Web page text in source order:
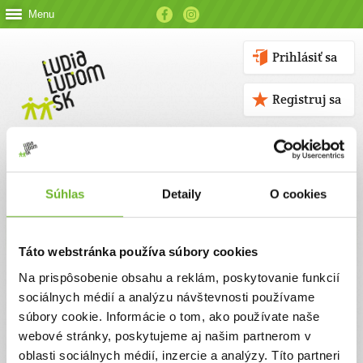
Súhlas Detaily O cookies
Táto webstránka používa súbory cookies
Na prispôsobenie obsahu a reklám, poskytovanie funkcií
sociálnych médií a analýzu návštevnosti používame
súbory cookie. Informácie o tom, ako používate naše
webové stránky, poskytujeme aj našim partnerom v
oblasti sociálnych médií, inzercie a analýzy. Títo partneri
Menu
Prihlásiť sa
Registruj sa
Kontaktné údaje
V prípade akýchkoľvek otázok nás neváhajte kontaktovať
emailom, alebo telefonicky.
ĽUDIA ĽUĎOM, n. o.